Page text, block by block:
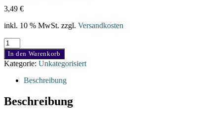
3,49 €
inkl. 10 % MwSt. zzgl. Versandkosten
Leibniz
Pick
Up!
Choco
Menge
In den Warenkorb
Kategorie: Unkategorisiert
Beschreibung
Beschreibung